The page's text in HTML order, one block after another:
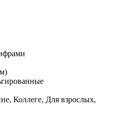
Коллеге, Для взрослых,